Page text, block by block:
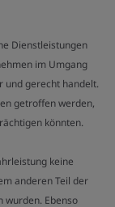
Dienstleistungen
im Umgang
und gerecht handelt.
getroffen werden,
könnten.
keine
anderen Teil der
wurden. Ebenso